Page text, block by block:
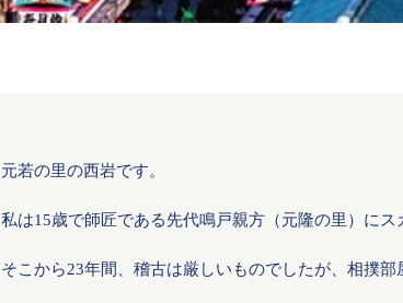
元若の里の西岩です。
私は15歳で師匠である先代鳴戸親方（元隆の里）にス
そこから23年間、稽古は厳しいものでしたが、相撲部